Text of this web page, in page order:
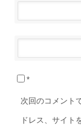
次回のコメント
ドレス、サイト
*